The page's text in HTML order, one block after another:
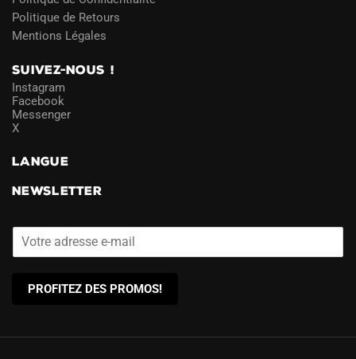
Politique de Retours
Mentions Légales
SUIVEZ-NOUS !
Instagram
Facebook
Messenger
X
LANGUE
NEWSLETTER
PROFITEZ DES PROMOS!